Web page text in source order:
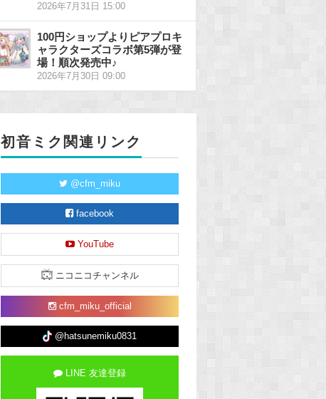
2026年7月31日 15:00
100円ショップよりピアプロキ
ャラクターズコラボ第5弾が登
場！順次発売中♪
2026年7月30日 09:00
初音ミク関連リンク
@cfm_miku
facebook
YouTube
ニコニコチャンネル
cfm_miku_official
@hatsunemiku0831
LINE 友達登録